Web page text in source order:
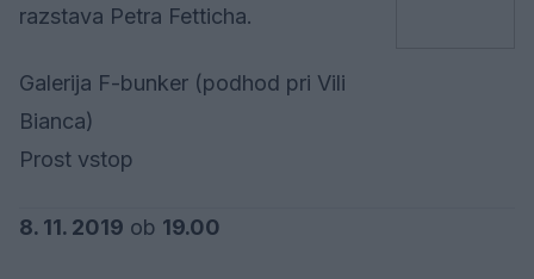
razstava Petra Fetticha.
Galerija F-bunker (podhod pri Vili
Bianca)
Prost vstop
8. 11. 2019 ob 19.00